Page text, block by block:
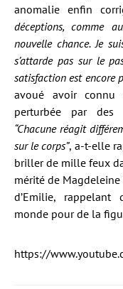
anomalie enfin
déceptions, comme
nouvelle chance. Je
s’attarde pas sur le
satisfaction est encore
avoué avoir connu
perturbée par des
“Chacune réagit
sur le corps”, a-t-elle
briller de mille feux
mérité de
d’Emilie, rappelant
monde pour de la
https://